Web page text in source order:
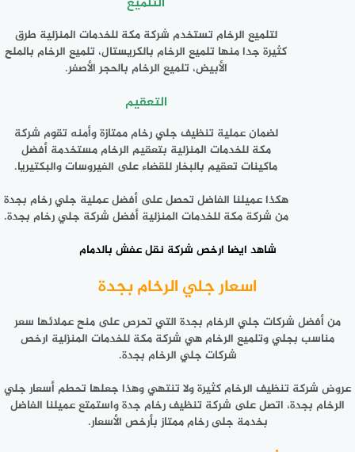
لتلميع الرخام تستخدم شركة مكة للخدمات المنزلية طرق
كثيرة جدا منها تلميع الرخام بالكريستال، تلميع الرخام بالملح
الأبيض، تلميع الرخام بالحجر الأصفر.
التعقيم
لضمان عملية تنظيف جلي رخام ممتازة وأمنه تقوم شركة
مكة للخدمات المنزلية بتعقيم الرخام مستخدمة أفضل
ماكينات تعقيم بالبخار للقضاء على الفيروسات والبكتيريا.
هكذا عميلنا الفاضل تحصل على أفضل عملية جلي رخام بجدة
من شركة مكة للخدمات المنزلية أفضل شركة جلي رخام بجدة.
شاهد ايضا ارخص شركة نقل عفش بالدمام
اسعار جلي الرخام بجدة
من أفضل شركات جلي الرخام بجدة التي تحرص على منح عملائها سعر
مناسب بجلي وتلميع الرخام هي شركة مكة للخدمات المنزلية ارخص
شركات جلي الرخام بجدة.
عروض شركة تنظيف الرخام كثيرة ولا تنتهي وهذا جعلها تحطم أسعار جلي
الرخام بجدة، اتصل على شركة تنظيف رخام جدة واستمتع عميلنا الفاضل
بخدمة جلى رخام ممتاز بأرخص الأسعار.